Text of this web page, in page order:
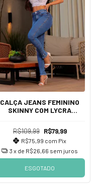
CALÇA JEANS FEMININO
SKINNY COM LYCRA
CINTURA ALTA
R$109,99 R$79,99
R$75,99 com Pix
3 x de R$26,66 sem juros
ESGOTADO